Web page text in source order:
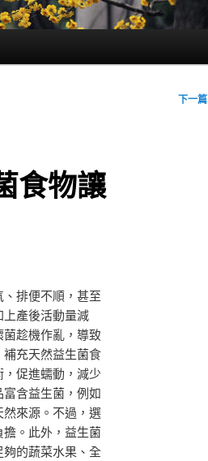
下一篇
食物讓
排便不順，甚至
產後活動量減
趁機作亂，導致
充天然益生菌食
促進蠕動，減少
含益生菌，例如
來源。不過，選
。此外，益生菌
的蔬菜水果、全